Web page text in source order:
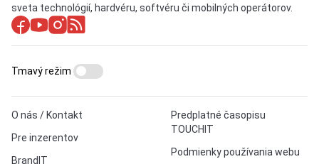
sveta technológií, hardvéru, softvéru či mobilných operátorov.
O nás / Kontakt
Pre inzerentov
BrandIT
Predplatné časopisu
TOUCHIT
Podmienky používania webu
Tmavý režim